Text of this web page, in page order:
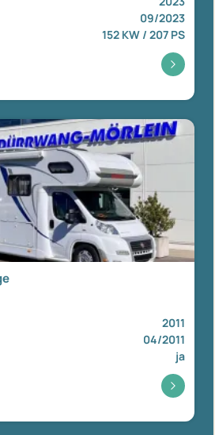
09/2023
152 KW / 207 PS
2011
04/2011
ja